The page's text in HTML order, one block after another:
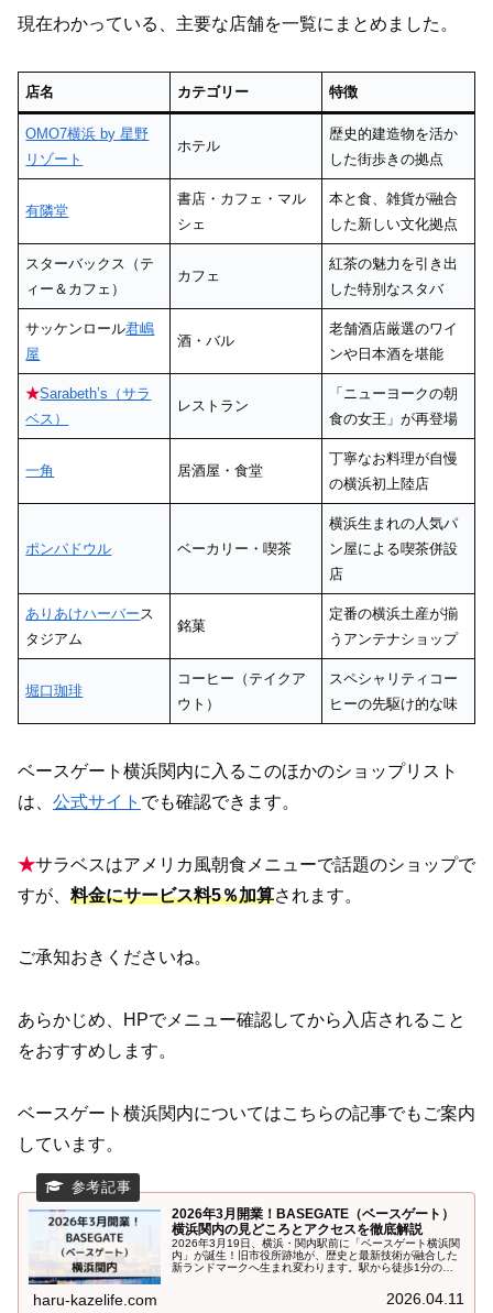
現在わかっている、主要な店舗を一覧にまとめました。
店名 カテゴリー 特徴
OMO7横浜 by 星野
リゾート
ホテル
歴史的建造物を活か
した街歩きの拠点
有隣堂
書店・カフェ・マル
シェ
本と食、雑貨が融合
した新しい文化拠点
スターバックス（テ
ィー＆カフェ）
カフェ
紅茶の魅力を引き出
した特別なスタバ
サッケンロール君嶋
屋
酒・バル
老舗酒店厳選のワイ
ンや日本酒を堪能
★Sarabeth’s（サラ
ベス）
レストラン
「ニューヨークの朝
食の女王」が再登場
一角 居酒屋・食堂
丁寧なお料理が自慢
の横浜初上陸店
ポンパドウル ベーカリー・喫茶
横浜生まれの人気パ
ン屋による喫茶併設
店
ありあけハーバー ス
タジアム
銘菓
定番の横浜土産が揃
うアンテナショップ
堀口珈琲
コーヒー（テイクア
ウト）
スペシャリティコー
ヒーの先駆け的な味
ベースゲート横浜関内に入るこのほかのショップリスト
は、 公式サイト でも確認できます。
★サラベスはアメリカ風朝食メニューで話題のショップで
すが、 料金にサービス料5％加算されます。
ご承知おきくださいね。
あらかじめ、HPでメニュー確認してから入店されること
をおすすめします。
ベースゲート横浜関内についてはこちらの記事でもご案内
しています。
2026年3月開業！BASEGATE（ベースゲート）
横浜関内の見どころとアクセスを徹底解説
2026年3月19日、横浜・関内駅前に「ベースゲート横浜関
内」が誕生！旧市役所跡地が、歴史と最新技術が融合した
新ランドマークへ生まれ変わります。駅から徒歩1分の好
haru-kazelife.com 2026.04.11